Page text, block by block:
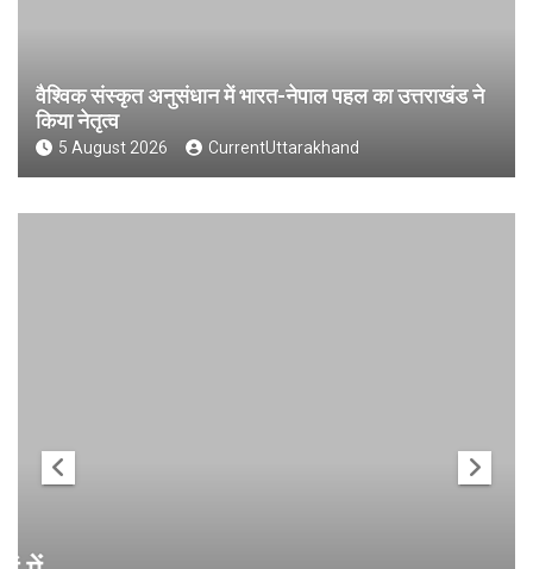
वैश्विक संस्कृत अनुसंधान में भारत-नेपाल पहल का उत्तराखंड ने
किया नेतृत्व
5 August 2026 CurrentUttarakhand